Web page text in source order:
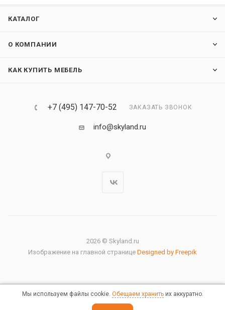
КАТАЛОГ
О КОМПАНИИ
КАК КУПИТЬ МЕБЕЛЬ
+7 (495) 147-70-52 ЗАКАЗАТЬ ЗВОНОК
info@skyland.ru
2026 © Skyland.ru
Изображение на главной странице Designed by Freepik
Правовая информация
Мы используем файлы cookie. Обещаем хранитьих аккуратно.